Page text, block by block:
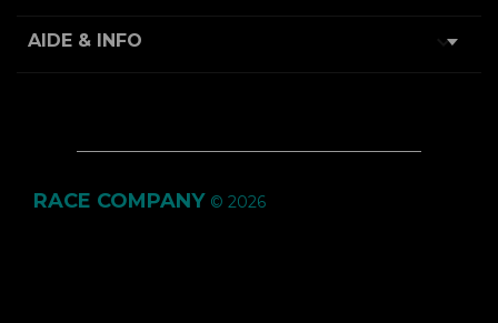
AIDE & INFO 
RACE COMPANY © 2026